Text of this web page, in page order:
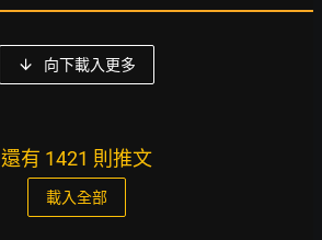
向下載入更多
還有 1421 則推文
載入全部